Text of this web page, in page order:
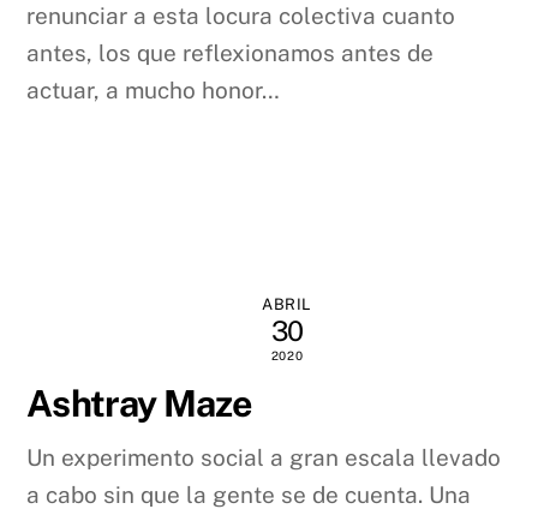
renunciar a esta locura colectiva cuanto
antes, los que reflexionamos antes de
actuar, a mucho honor…
ABRIL
30
2020
Ashtray Maze
Un experimento social a gran escala llevado
a cabo sin que la gente se de cuenta. Una